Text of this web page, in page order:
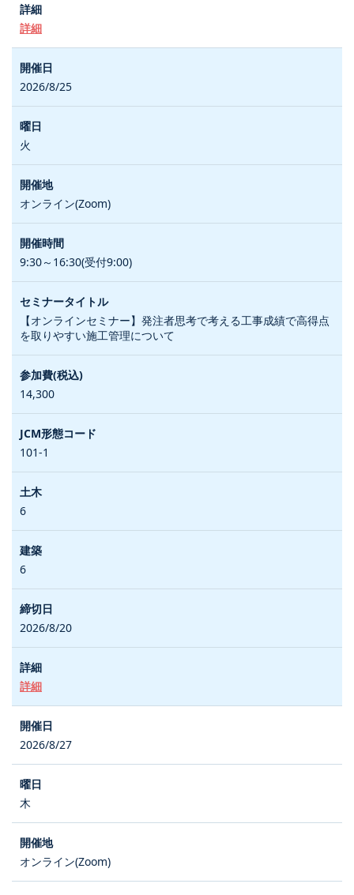
詳細
2026/8/25
火
オンライン(Zoom)
9:30～16:30(受付9:00)
【オンラインセミナー】発注者思考で考える工事成績で高得点
を取りやすい施工管理について
14,300
101-1
6
6
2026/8/20
詳細
2026/8/27
木
オンライン(Zoom)